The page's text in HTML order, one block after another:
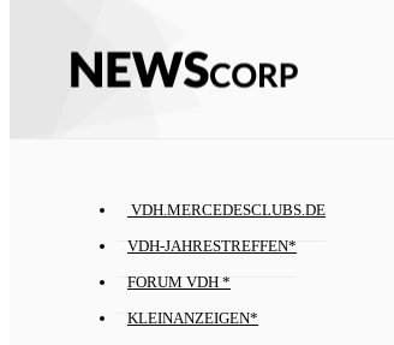
VDH.MERCEDESCLUBS.DE
VDH-JAHRESTREFFEN*
FORUM VDH *
KLEINANZEIGEN*